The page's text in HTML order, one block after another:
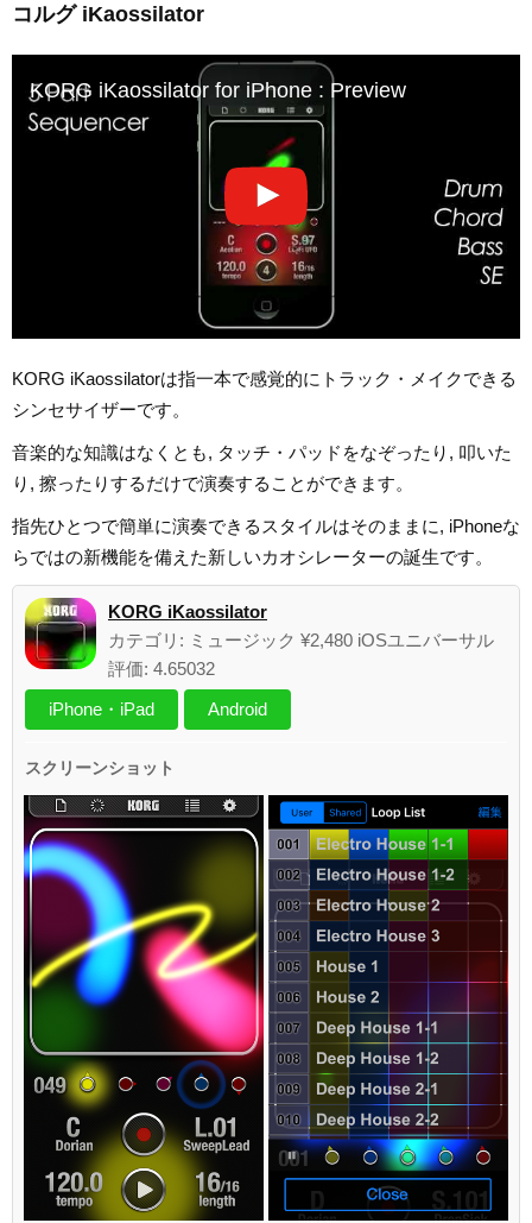
コルグ iKaossilator
KORG iKaossilator for iPhone : Preview
KORG iKaossilatorは指一本で感覚的にトラック・メイクできる
シンセサイザーです。
音楽的な知識はなくとも, タッチ・パッドをなぞったり, 叩いた
り, 擦ったりするだけで演奏することができます。
指先ひとつで簡単に演奏できるスタイルはそのままに, iPhoneな
らではの新機能を備えた新しいカオシレーターの誕生です。
KORG iKaossilator
カテゴリ: ミュージック ¥2,480 iOSユニバーサル
評価: 4.65032
iPhone・iPad
Android
スクリーンショット